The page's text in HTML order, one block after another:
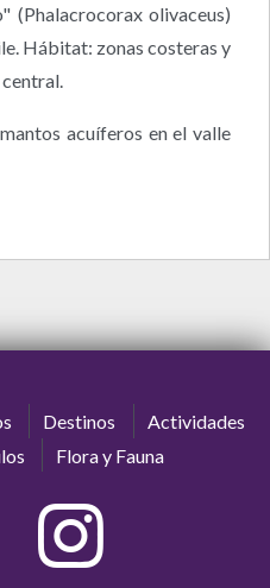
(Phalacrocorax olivaceus)
Hábitat: zonas costeras y
acuíferos en el valle
Destinos
Actividades
Flora y Fauna